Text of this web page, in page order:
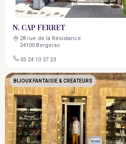
N. CAP FERRET
28 rue de la Résistance
24100 Bergerac
05 24 10 37 23
BIJOUX FANTAISIE & CRÉATEURS